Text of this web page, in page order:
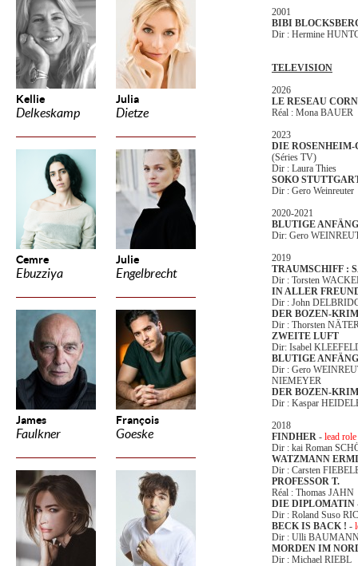
Kellie
Delkeskamp
Julia
Dietze
Cemre
Ebuzziya
Julie
Engelbrecht
James
Faulkner
François
Goeske
2001
BIBI
Dir : Hermine
TELEVISION
2026
LE RESEAU
Réal : Mona BAUER
2023
DIE ROSENHEIM-
(Séries TV)
Dir : Laura Thies
SOKO
Dir : Gero Weinreuter
2020-2021
BLUTIGE
Dir: Gero
2019
TRAUMSCHIFF :
Dir : Torsten
IN ALLER
Dir : John
DER BOZEN-
Dir : Thorsten
ZWEITE LUFT
Dir: Isabel
BLUTIGE
Dir : Gero
NIEMEYER
DER BOZEN-
Dir : Kaspar
2018
FINDHER - lead role
Dir : kai Roman
WATZMANN
Dir : Carsten
PROFESSOR T.
Réal : Thomas JAHN
DIE DIPLOMATIN
Dir : Roland Suso
BECK IS BACK ! -
Dir : Ulli
MORDEN IM
Dir : Michael RIEBL